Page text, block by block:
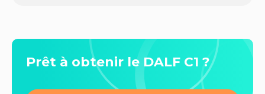
Prêt à obtenir le DALF C1 ?